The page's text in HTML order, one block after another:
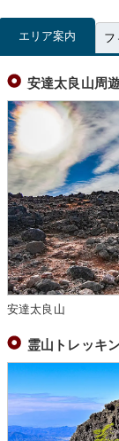
安達太良山周
安達太良山
霊山トレッキ